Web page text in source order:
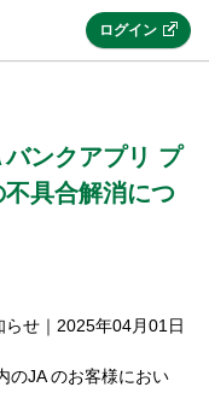
ログイン
バンクアプリ プ
具合解消につ
らせ ｜ 2025年04月01日
のJA のお客様におい